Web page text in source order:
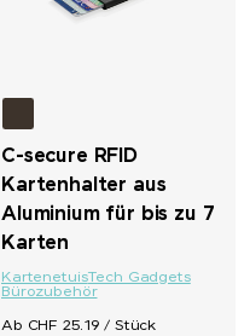
C-secure RFID
Kartenhalter aus
Aluminium für bis zu 7
Karten
KartenetuisTech Gadgets
Bürozubehör
Ab CHF 25.19 / Stück